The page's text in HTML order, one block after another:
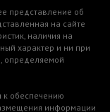
представление об
на сайте
наличия на
характер и ни при
определяемой
к обеспечению
информации